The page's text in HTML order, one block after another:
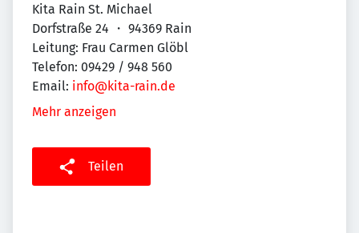
Kita Rain St. Michael
Dorfstraße 24 ・ 94369 Rain
Leitung: Frau Carmen Glöbl
Telefon: 09429 / 948 560
Email: info@kita-rain.de
Mehr anzeigen
Teilen